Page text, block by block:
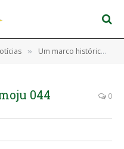
» Um marco histórico na saúde pública de Moju.
044 0